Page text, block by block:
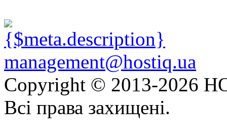
management@hostiq.ua
Copyright © 2013-2026
Всі права захищені.